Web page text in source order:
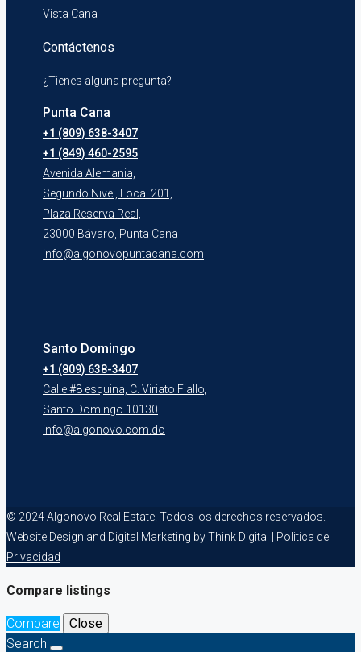
Vista Cana
Contáctenos
¿Tienes alguna pregunta?
Punta Cana
+1 (809) 638-3407
+1 (849) 460-2595
Avenida Alemania,
Segundo Nivel, Local 201,
Plaza Reserva Real,
23000 Bávaro, Punta Cana
info@algonovopuntacana.com
Santo Domingo
+1 (809) 638-3407
Calle #8 esquina, C. Viriato Fiallo,
Santo Domingo 10130
info@algonovo.com.do
© 2024 Algonovo Real Estate. Todos los derechos reservados.
Website Design and Digital Marketing byThink Digital
Politica de
Privacidad
Compare listings
Compare
Close
Search